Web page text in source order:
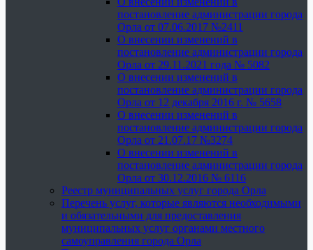
постановление администрации города
Орла от 07.06.2017 №2411
О внесении изменений в
постановление администрации города
Орла от 29.11.2021 года № 5082
О внесении изменений в
постановление администрации города
Орла от 12 декабря 2016 г. № 5658
О внесении изменений в
постановление администрации города
Орла от 21.07.17 №3274
О внесении изменений в
постановление администрации города
Орла от 30.12.2016 № 6116
Реестр муниципальных услуг города Орла
Перечень услуг, которые являются необходимыми
и обязательными для предоставления
муниципальных услуг органами местного
самоуправления города Орла